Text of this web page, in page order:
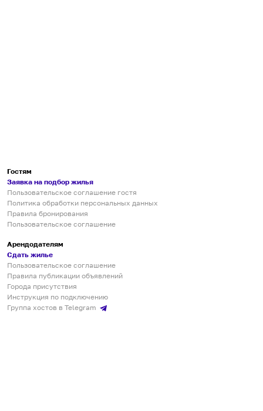
Гостям
Заявка на подбор жилья
Пользовательское соглашение гостя
Политика обработки персональных данных
Правила бронирования
Пользовательское соглашение
Арендодателям
Сдать жилье
Пользовательское соглашение
Правила публикации объявлений
Города присутствия
Инструкция по подключению
Группа хостов в Telegram